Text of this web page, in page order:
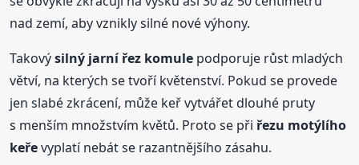
nad zemí, aby vznikly silné nové výhony.
Takovýsilný jarní řez komule podporuje růst mladých
větví, na kterých se tvoří květenství. Pokud se provede
jen slabé zkrácení, může keř vytvářet dlouhé pruty
s menším množstvím květů. Proto se přiřezu motýlího
keřevyplatí nebát se razantnějšího zásahu.